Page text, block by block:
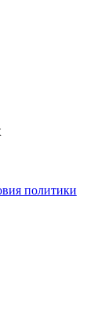
политики